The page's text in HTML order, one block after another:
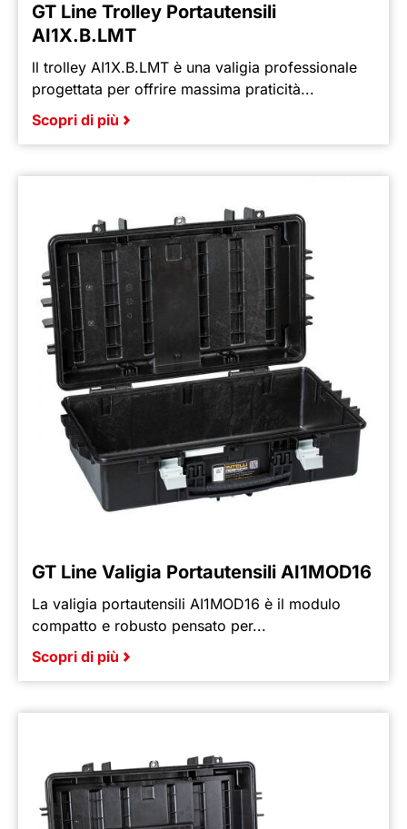
GT Line Trolley Portautensili
AI1X.B.LMT
ll trolley AI1X.B.LMT è una valigia professionale
progettata per offrire massima praticità...
Scopri di più
GT Line Valigia Portautensili AI1MOD16
La valigia portautensili AI1MOD16 è il modulo
compatto e robusto pensato per...
Scopri di più